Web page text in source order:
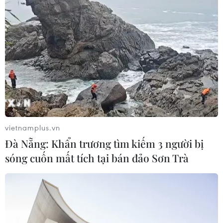
Nhịp điệu Samulnori vang
dội, Áo dài - Hanbok 'khoe sắc' bên
sông Hàn
07/08/2026 04:39
Để di sản ướp trà sen Quảng An luôn
song hành cùng nhịp sống đương
đại
07/08/2026 03:40
thổi sức sống mới cho nghệ thuật tò
he truyền thống
07/08/2026 03:19
vietnamplus.vn
Đà Nẵng: Khẩn trương tìm kiếm 3 người bị
sóng cuốn mất tích tại bán đảo Sơn Trà